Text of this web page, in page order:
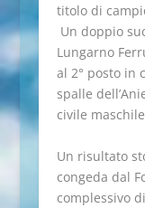
titolo di
Un doppio
Lungarno
al 2° posto in
spalle
civile
Un risultato
congeda dal
complessivo